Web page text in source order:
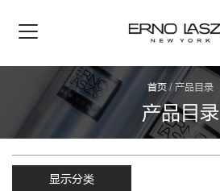
首页/ 产品目录
产品目录
显示分类